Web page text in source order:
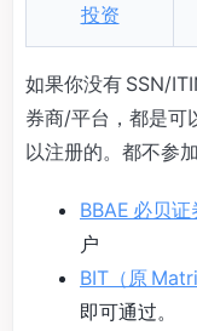
投资
如果你没有 SSN/
券商/平台，都是可
以注册的。都不参
BBAE 必贝证
户
BIT（原
即可通过。